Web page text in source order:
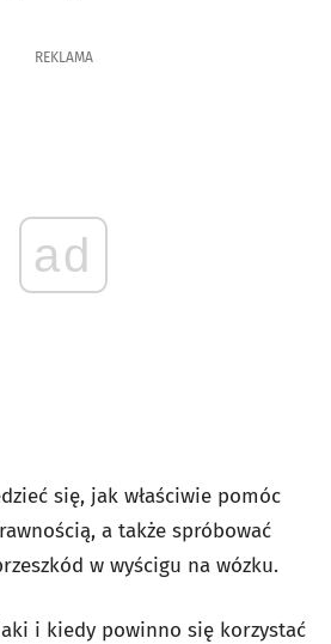
REKLAMA
ad
się, jak właściwie pomóc
a także spróbować
w wyścigu na wózku.
i kiedy powinno się korzystać